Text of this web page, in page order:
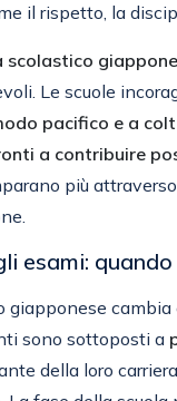
il rispetto, la
Le scuole
pacifico e a
a contribuire
più
esami:
cambia
sono sottoposti a
della loro